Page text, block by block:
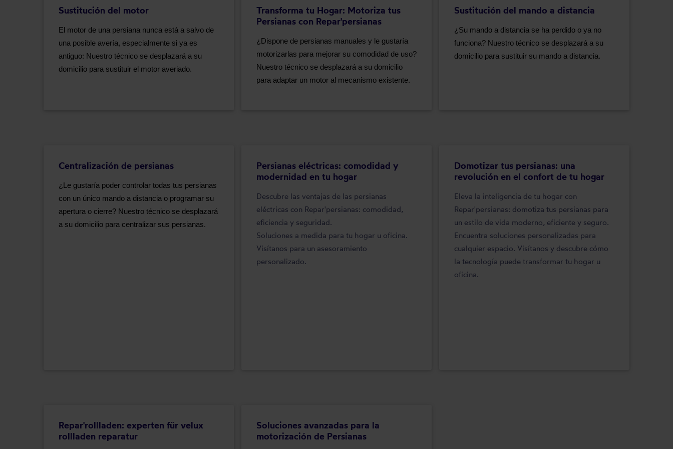
Sustitución del motor
El motor de una persiana nunca está a salvo de
una posible avería, especialmente si ya es
antiguo: Nuestro técnico se desplazará a su
domicilio para sustituir el motor averiado.
Transforma tu Hogar: Motoriza tus
Persianas con Repar'persianas
¿Dispone de persianas manuales y le gustaría
motorizarlas para mejorar su comodidad de uso?
Nuestro técnico se desplazará a su domicilio
para adaptar un motor al mecanismo existente.
Sustitución del mando a distancia
¿Su mando a distancia se ha perdido o ya no
funciona? Nuestro técnico se desplazará a su
domicilio para sustituir su mando a distancia.
Centralización de persianas
¿Le gustaría poder controlar todas tus persianas
con un único mando a distancia o programar su
apertura o cierre? Nuestro técnico se desplazará
a su domicilio para centralizar sus persianas.
Persianas eléctricas: comodidad y
modernidad en tu hogar
Descubre las ventajas de las persianas
eléctricas con Repar'persianas: comodidad,
eficiencia y seguridad.
Soluciones a medida para tu hogar u oficina.
Visítanos para un asesoramiento
personalizado.
Domotizar tus persianas: una
revolución en el confort de tu hogar
Eleva la inteligencia de tu hogar con
Repar'persianas: domotiza tus persianas para
un estilo de vida moderno, eficiente y seguro.
Encuentra soluciones personalizadas para
cualquier espacio. Visítanos y descubre cómo
la tecnología puede transformar tu hogar u
oficina.
Repar'rollladen: experten für velux
rollladen reparatur
Soluciones avanzadas para la
motorización de Persianas